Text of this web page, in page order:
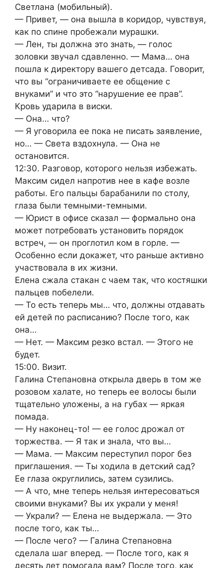
Светлана (мобильный).
— Привет, — она вышла в коридор, чувствуя,
как по спине пробежали мурашки.
— Лен, ты должна это знать, — голос
золовки звучал сдавленно. — Мама… она
пошла к директору вашего детсада. Говорит,
что вы “ограничиваете ее общение с
внуками” и что это “нарушение ее прав”.
Кровь ударила в виски.
— Она… что?
— Я уговорила ее пока не писать заявление,
но… — Света вздохнула. — Она не
остановится.
12:30. Разговор, которого нельзя избежать.
Максим сидел напротив нее в кафе возле
работы. Его пальцы барабанили по столу,
глаза были темными-темными.
— Юрист в офисе сказал — формально она
может потребовать установить порядок
встреч, — он проглотил ком в горле. —
Особенно если докажет, что раньше активно
участвовала в их жизни.
Елена сжала стакан с чаем так, что костяшки
пальцев побелели.
— То есть теперь мы… что, должны отдавать
ей детей по расписанию? После того, как
она…
— Нет. — Максим резко встал. — Этого не
будет.
15:00. Визит.
Галина Степановна открыла дверь в том же
розовом халате, но теперь ее волосы были
тщательно уложены, а на губах — яркая
помада.
— Ну наконец-то! — ее голос дрожал от
торжества. — Я так и знала, что вы…
— Мама. — Максим переступил порог без
приглашения. — Ты ходила в детский сад?
Ее глаза округлились, затем сузились.
— А что, мне теперь нельзя интересоваться
своими внуками? Вы их украли у меня!
— Украли? — Елена не выдержала. — Это
после того, как ты…
— После чего? — Галина Степановна
сделала шаг вперед. — После того, как я
десять лет помогала вам? После того, как